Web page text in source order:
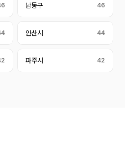
남동구 46
안산시 44
파주시 42